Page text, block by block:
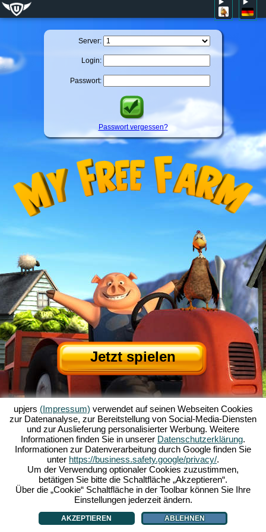
Server:
Login:
Passwort:
Passwort vergessen?
Jetzt spielen
Über My Free Farm |Die Story zum Browserspiel Die Features|AGB |
Impressum |Datenschutzerklärung|Regeln|Forum|Support|Spielinfo
My Free Farm 2 App|Google Play| App Store|
Browsergames - Upjers.com|Cookies verwalten
upjers (Impressum) verwendet auf seinen Webseiten Cookies
zur Datenanalyse, zur Bereitstellung von Social-Media-Diensten
und zur Auslieferung personalisierter Werbung. Weitere
Informationen finden Sie in unserer Datenschutzerklärung.
Informationen zur Datenverarbeitung durch Google finden Sie
unter https://business.safety.google/privacy/.
Um der Verwendung optionaler Cookies zuzustimmen,
betätigen Sie bitte die Schaltfläche „Akzeptieren“.
Über die „Cookie“ Schaltfläche in der Toolbar können Sie Ihre
Einstellungen jederzeit ändern.
AKZEPTIEREN ABLEHNEN